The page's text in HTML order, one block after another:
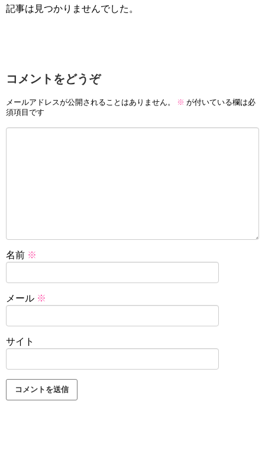
記事は見つかりませんでした。
コメントをどうぞ
メールアドレスが公開されることはありません。 ※ が付いている欄は必
須項目です
名前 ※
メール ※
サイト